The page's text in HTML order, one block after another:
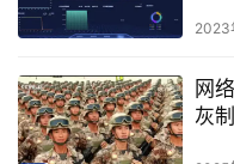
2023
网
灰